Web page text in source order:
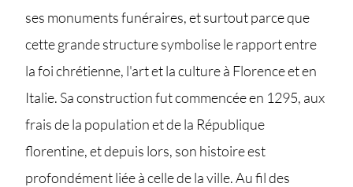
ses monuments funéraires, et surtout parce que
cette grande structure symbolise le rapport entre
la foi chrétienne, l'art et la culture à Florence et en
Italie. Sa construction fut commencée en 1295, aux
frais de la population et de la République
florentine, et depuis lors, son histoire est
profondément liée à celle de la ville. Au fil des